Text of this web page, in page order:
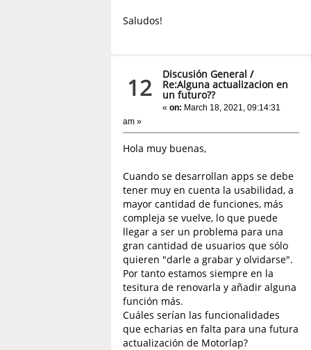
Saludos!
12 Discusión General /
Re:Alguna actualizacion en
un futuro??
«on: March 18, 2021, 09:14:31
am »
Hola muy buenas,
Cuando se desarrollan apps se debe
tener muy en cuenta la usabilidad, a
mayor cantidad de funciones, más
compleja se vuelve, lo que puede
llegar a ser un problema para una
gran cantidad de usuarios que sólo
quieren "darle a grabar y olvidarse".
Por tanto estamos siempre en la
tesitura de renovarla y añadir alguna
función más.
Cuáles serían las funcionalidades
que echarias en falta para una futura
actualización de Motorlap?